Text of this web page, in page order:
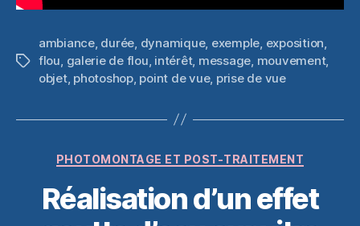
Étiquettes
ambiance, durée dynamique, exemple exposition
flou galerie de flou intérêt, message mouvement,
objet, photoshop, point de vue, prise de vue
Catégories
PHOTOMONTAGE ET POST-TRAITEMENT
Réalisation d’un effet